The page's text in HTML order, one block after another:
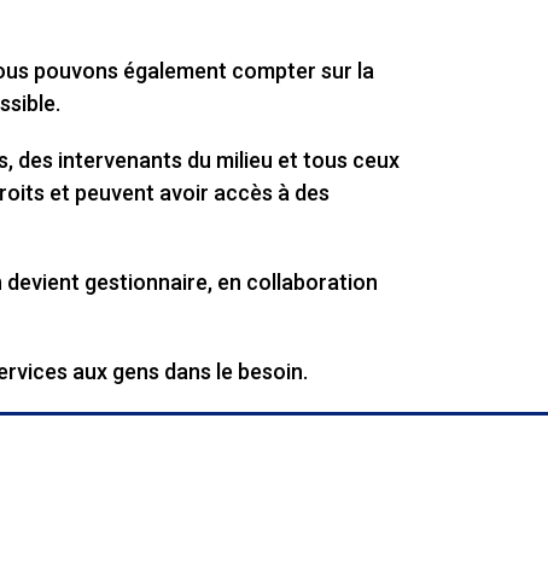
pouvons également compter sur la
des intervenants du milieu et tous ceux
et peuvent avoir accès à des
devient gestionnaire, en collaboration
aux gens dans le besoin.